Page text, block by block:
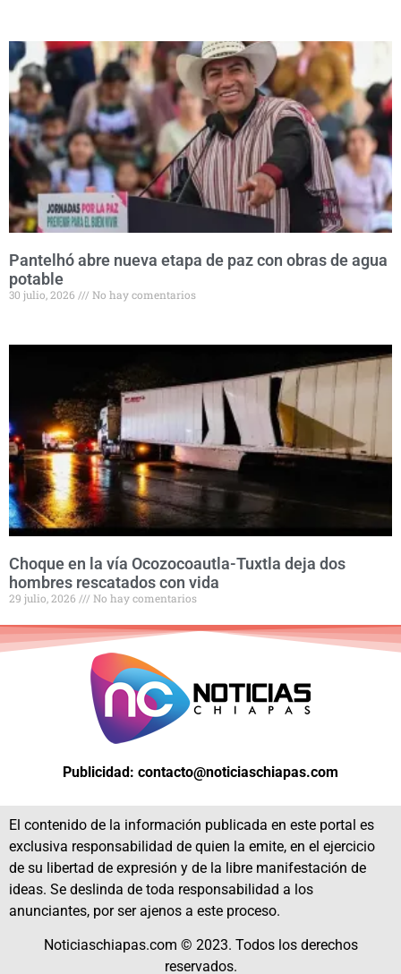
Pantelhó abre nueva etapa de paz con obras de agua
potable
30 julio, 2026 No hay comentarios
Choque en la vía Ocozocoautla-Tuxtla deja dos
hombres rescatados con vida
29 julio, 2026 No hay comentarios
Publicidad: contacto@noticiaschiapas.com
El contenido de la información publicada en este portal es
exclusiva responsabilidad de quien la emite, en el ejercicio
de su libertad de expresión y de la libre manifestación de
ideas. Se deslinda de toda responsabilidad a los
anunciantes, por ser ajenos a este proceso.
Noticiaschiapas.com © 2023. Todos los derechos
reservados.